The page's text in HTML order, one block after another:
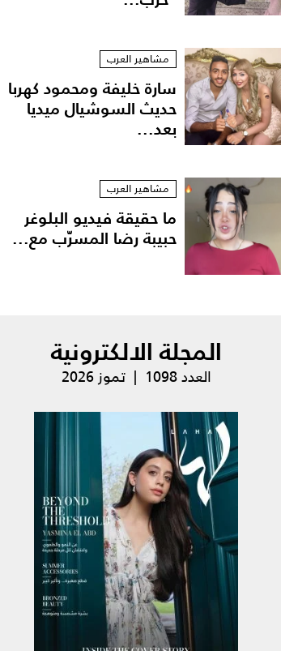
مشاهير العرب
سارة خليفة ومحمود كهربا
حديث السوشيال ميديا
بعد...
مشاهير العرب
ما حقيقة فيديو البلوغر
حبيبة رضا المسرّب مع...
المجلة الالكترونية
العدد 1098 | تموز 2026